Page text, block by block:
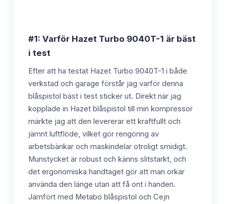
#1: Varför Hazet Turbo 9040T-1 är bäst
i test
Efter att ha testat Hazet Turbo 9040T-1 i både
verkstad och garage förstår jag varför denna
blåspistol bäst i test sticker ut. Direkt när jag
kopplade in Hazet blåspistol till min kompressor
märkte jag att den levererar ett kraftfullt och
jämnt luftflöde, vilket gör rengöring av
arbetsbänkar och maskindelar otroligt smidigt.
Munstycket är robust och känns slitstarkt, och
det ergonomiska handtaget gör att man orkar
använda den länge utan att få ont i handen.
Jämfört med Metabo blåspistol och Cejn